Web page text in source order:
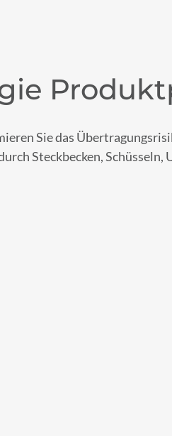
Sie das
Steckbecken, Schüsseln,